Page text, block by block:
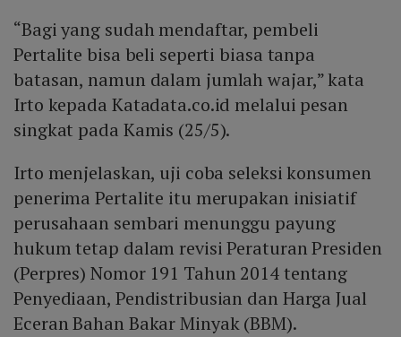
“Bagi yang sudah mendaftar, pembeli
Pertalite bisa beli seperti biasa tanpa
batasan, namun dalam jumlah wajar,” kata
Irto kepada Katadata.co.id melalui pesan
singkat pada Kamis (25/5).
Irto menjelaskan, uji coba seleksi konsumen
penerima Pertalite itu merupakan inisiatif
perusahaan sembari menunggu payung
hukum tetap dalam revisi Peraturan Presiden
(Perpres) Nomor 191 Tahun 2014 tentang
Penyediaan, Pendistribusian dan Harga Jual
Eceran Bahan Bakar Minyak (BBM).